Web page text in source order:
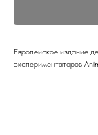
Европейское издание
экспериментаторов